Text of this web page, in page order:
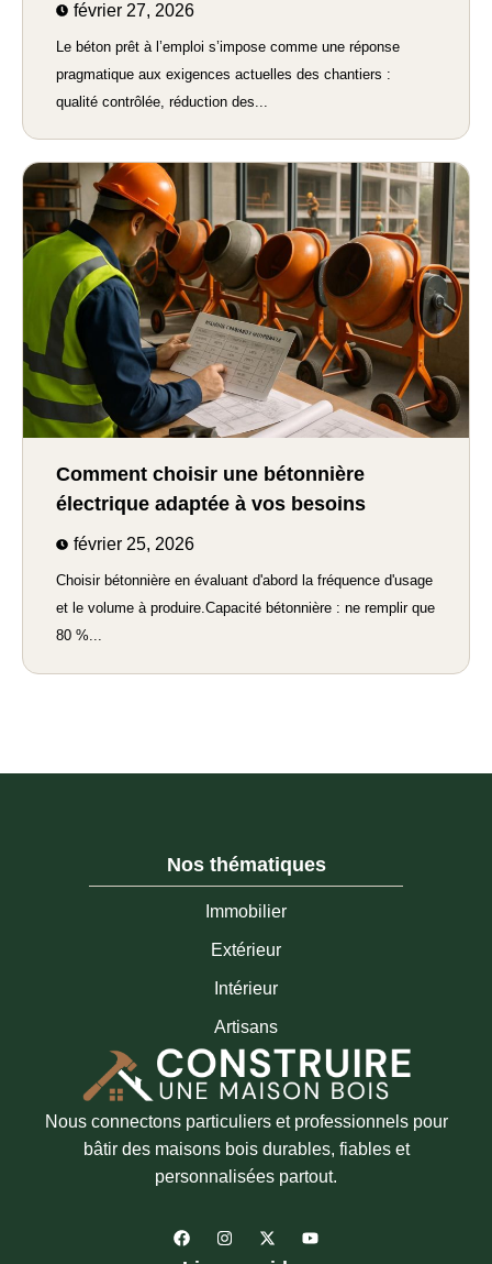
février 27, 2026
Le béton prêt à l’emploi s’impose comme une réponse
pragmatique aux exigences actuelles des chantiers :
qualité contrôlée, réduction des...
Comment choisir une bétonnière
électrique adaptée à vos besoins
février 25, 2026
Choisir bétonnière en évaluant d'abord la fréquence d'usage
et le volume à produire.Capacité bétonnière : ne remplir que
80 %...
Nos thématiques
Immobilier
Extérieur
Intérieur
Artisans
Nous connectons particuliers et professionnels pour
bâtir des maisons bois durables, fiables et
personnalisées partout.
F
a
I
n
X
-
Y
o